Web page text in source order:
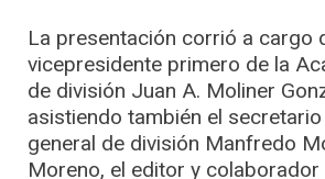
La presentación corrió a cargo
vicepresidente primero de la
de división Juan A. Moliner
asistiendo también el
general de división Manfredo
Moreno, el editor y colaborador